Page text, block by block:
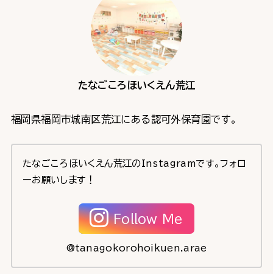
たなごころほいくえん荒江
福岡県福岡市城南区荒江にある認可外保育園です。
たなごころほいくえん荒江のInstagramです。フォロ
ーお願いします！
Follow Me
@tanagokorohoikuen.arae